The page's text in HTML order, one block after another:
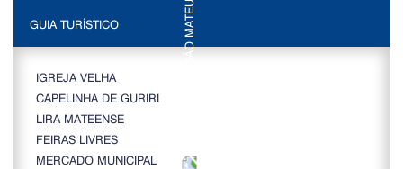
GUIA TURÍSTICO
IGREJA VELHA
CAPELINHA DE GURIRI
LIRA MATEENSE
FEIRAS LIVRES
MERCADO MUNICIPAL